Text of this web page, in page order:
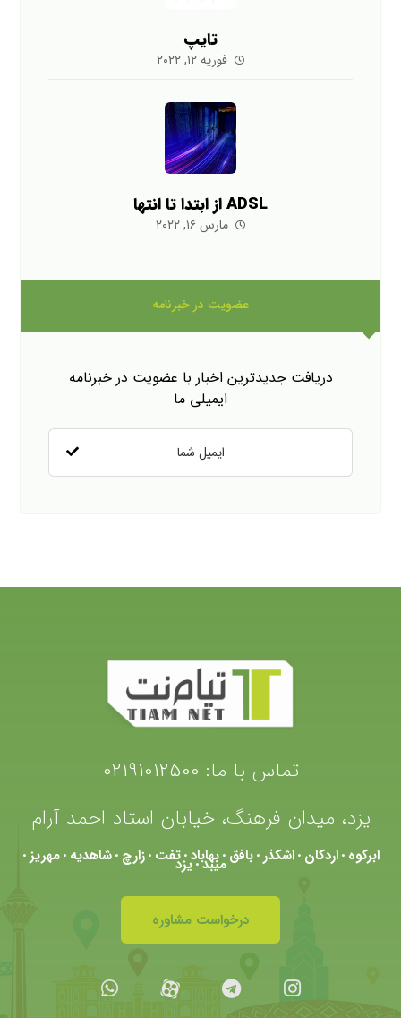
تایپ
فوریه ۱۲, ۲۰۲۲
ADSL از ابتدا تا انتها
مارس ۱۶, ۲۰۲۲
عضویت در خبرنامه
دریافت جدیدترین اخبار با عضویت در خبرنامه
ایمیلی ما
تماس با ما: 02191012500
یزد، میدان فرهنگ، خیابان استاد احمد آرام
ابرکوه •اردکان •اشکذر •بافق •بهاباد •تفت •زارچ •شاهدیه •مهریز • میبد•یزد
درخواست مشاوره